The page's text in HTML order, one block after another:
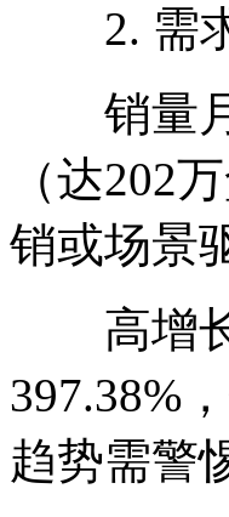
2. 需求
销量月
（达202
销或场景
高增长
397.38%
趋势需警